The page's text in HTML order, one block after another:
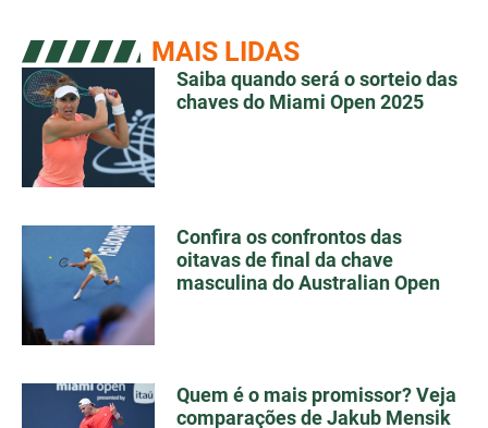
MAIS LIDAS
Saiba quando será o sorteio das
chaves do Miami Open 2025
Confira os confrontos das
oitavas de final da chave
masculina do Australian Open
Quem é o mais promissor? Veja
comparações de Jakub Mensik